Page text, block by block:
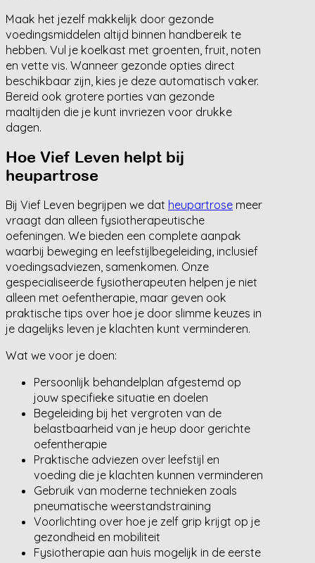
Maak het jezelf makkelijk door gezonde
voedingsmiddelen altijd binnen handbereik te
hebben. Vul je koelkast met groenten, fruit, noten
en vette vis. Wanneer gezonde opties direct
beschikbaar zijn, kies je deze automatisch vaker.
Bereid ook grotere porties van gezonde
maaltijden die je kunt invriezen voor drukke
dagen.
Hoe Vief Leven helpt bij
heupartrose
Bij Vief Leven begrijpen we dat heupartrose meer
vraagt dan alleen fysiotherapeutische
oefeningen. We bieden een complete aanpak
waarbij beweging en leefstijlbegeleiding, inclusief
voedingsadviezen, samenkomen. Onze
gespecialiseerde fysiotherapeuten helpen je niet
alleen met oefentherapie, maar geven ook
praktische tips over hoe je door slimme keuzes in
je dagelijks leven je klachten kunt verminderen.
Wat we voor je doen:
Persoonlijk behandelplan afgestemd op
jouw specifieke situatie en doelen
Begeleiding bij het vergroten van de
belastbaarheid van je heup door gerichte
oefentherapie
Praktische adviezen over leefstijl en
voeding die je klachten kunnen verminderen
Gebruik van moderne technieken zoals
pneumatische weerstandstraining
Voorlichting over hoe je zelf grip krijgt op je
gezondheid en mobiliteit
Fysiotherapie aan huis mogelijk in de eerste